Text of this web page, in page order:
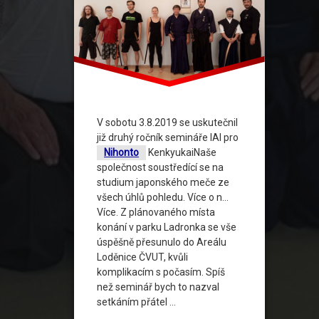
V sobotu 3.8.2019 se uskutečnil
již druhý ročník semináře IAI pro
Nihonto
KenkyukaiNaše
společnost soustředící se na
studium japonského meče ze
všech úhlů pohledu. Více o n…
Více. Z plánovaného místa
konání v parku Ladronka se vše
úspěšně přesunulo do Areálu
Loděnice ČVUT, kvůli
komplikacím s počasím. Spíš
než seminář bych to nazval
setkáním přátel …